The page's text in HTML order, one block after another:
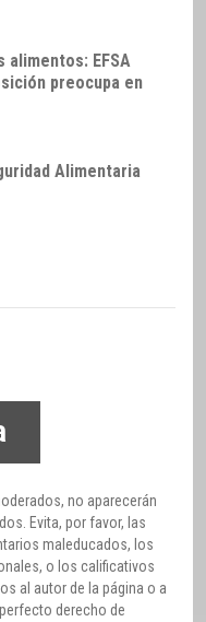
alimentos: EFSA
preocupa en
Alimentaria
no aparecerán
Evita, por favor, las
maleducados, los
o los calificativos
al autor de la página o a
derecho de